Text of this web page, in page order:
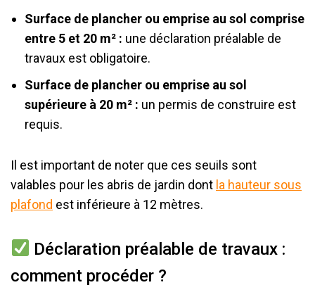
Surface de plancher ou emprise au sol comprise
entre 5 et 20 m² : une déclaration préalable de
travaux est obligatoire.
Surface de plancher ou emprise au sol
supérieure à 20 m² : un permis de construire est
requis.
Il est important de noter que ces seuils sont
valables pour les abris de jardin dont la hauteur sous
plafond est inférieure à 12 mètres.
Déclaration préalable de travaux :
comment procéder ?